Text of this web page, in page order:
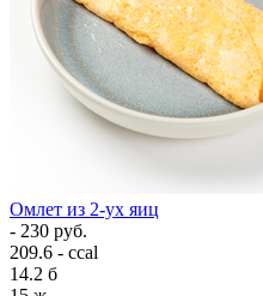
Омлет из 2-ух яиц
- 230 руб.
209.6 - ccal
14.2 б